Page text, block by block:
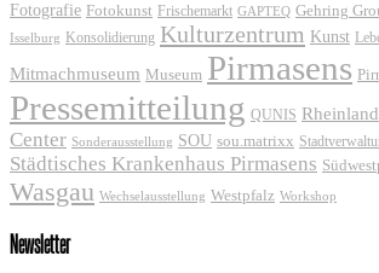
Fotografie Fotokunst Frischemarkt GAPTEQ Gehring
Isselburg Konsolidierung Kulturzentrum Kunst
Mitmachmuseum Museum Pirmasens
Pressemitteilung QUNIS
Center Sonderausstellung SOU sou.matrixx
Städtisches Krankenhaus Pirmasens
Wasgau Wechselausstellung Westpfalz Workshop
Newsletter